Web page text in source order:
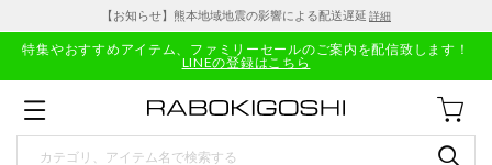
【お知らせ】熊本地域地震の影響による配送遅延 詳細
特集やおすすめアイテム、ファミリーセールのご案内を配信致します！
LINEの登録はこちら